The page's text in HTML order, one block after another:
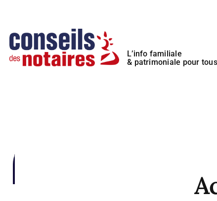
L’info familiale
& patrimoniale pour tous